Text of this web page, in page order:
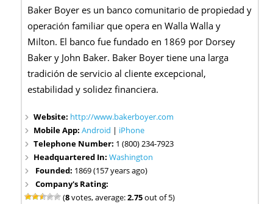
Baker Boyer es un banco comunitario de propiedad y
operación familiar que opera en Walla Walla y
Milton. El banco fue fundado en 1869 por Dorsey
Baker y John Baker. Baker Boyer tiene una larga
tradición de servicio al cliente excepcional,
estabilidad y solidez financiera.
Website: http://www.bakerboyer.com
Mobile App:Android | iPhone
Telephone Number: 1 (800) 234-7923
Headquartered In:Washington
Founded: 1869 (157 years ago)
Company's Rating:
(8votes, average:2.75out of 5)